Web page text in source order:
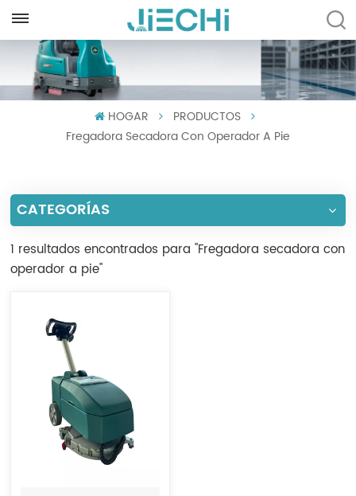
English
Español
Português
العربية
Tiếng Việt
Indonesia
HOGAR
PRODUCTOS
Fregadora Secadora Con Operador A Pie
CATEGORÍAS
1 resultados encontrados para "Fregadora secadora con
operador a pie"